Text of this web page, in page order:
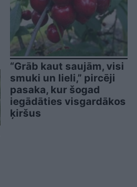
“Grāb kaut saujām, visi
smuki un lieli,” pircēji
pasaka, kur šogad
iegādāties visgardākos
ķiršus